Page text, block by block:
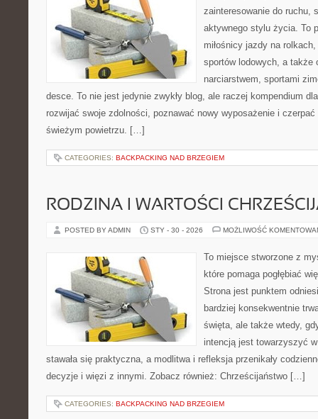
zainteresowanie do ruchu,
aktywnego stylu życia. To
miłośnicy jazdy na
sportów lodowych, a także
narciarstwem, sportami
desce. To nie jest jedynie zwykły blog, ale raczej kompendium
rozwijać swoje zdolności, poznawać nowy wyposażenie i
świeżym powietrzu. […]
CATEGORIES: BACKPACKING NAD BRZEGIEM
RODZINA I WARTOŚCI
POSTED BY ADMIN STY - 30 - 2026 MOŻLIWOŚĆ
To miejsce stworzone z
które pomaga pogłębiać
Strona jest punktem
bardziej konsekwentnie
święta, ale także wtedy,
intencją jest towarzyszyć
stawała się praktyczna, a modlitwa i refleksja przenikały
decyzje i więzi z innymi. Zobacz również: Chrześcijaństwo […]
CATEGORIES: BACKPACKING NAD BRZEGIEM